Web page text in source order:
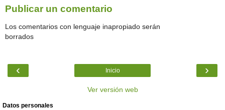
Publicar un comentario
Los comentarios con lenguaje inapropiado serán
borrados
‹ ›
Inicio
Ver versión web
Datos personales